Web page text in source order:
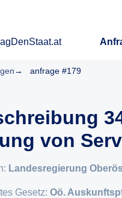
anfrage #179
von
Landesregierung
Gesetz: Oö.